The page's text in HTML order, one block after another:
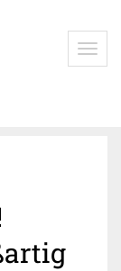
Toggle